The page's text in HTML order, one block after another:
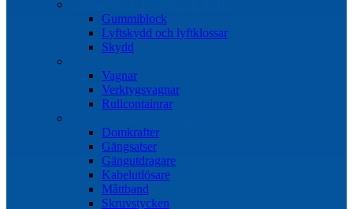
Gummiblock
Lyftskydd och lyftklossar
Skydd
Vagnar
Verktygsvagnar
Rullcontainrar
Domkrafter
Gängsatser
Gängutdragare
Kabelutlösare
Måttband
Skruvstycken